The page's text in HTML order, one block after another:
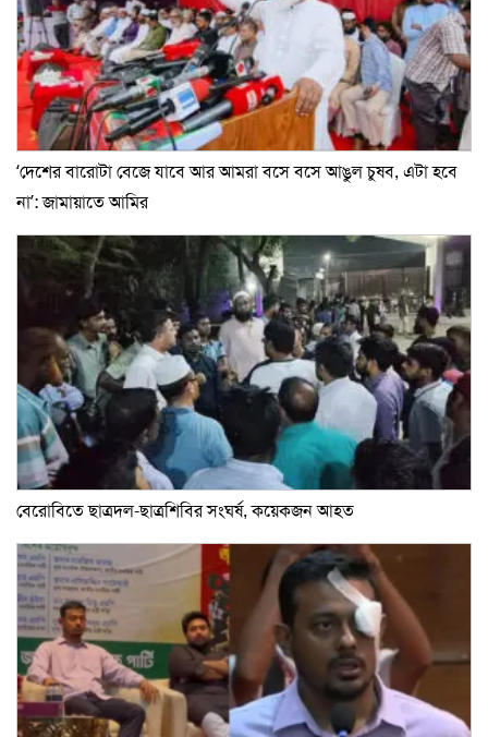
‘দেশের বারোটা বেজে যাবে আর আমরা বসে বসে আঙুল চুষব, এটা হবে
না’: জামায়াতে আমির
বেরোবিতে ছাত্রদল-ছাত্রশিবির সংঘর্ষ, কয়েকজন আহত